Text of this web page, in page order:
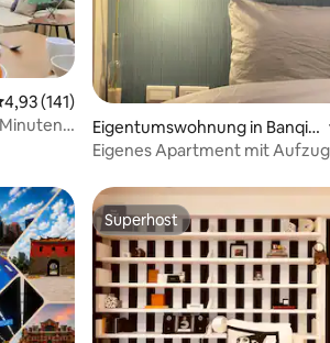
Bewertungen
Bewertung: 4,93 von 5,
4,93 (141)
Eigentumswohnung in Banqia
o District
Eigenes Apartment mit
Superhost
Superhost